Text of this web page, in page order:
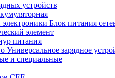
устройств
Блок питания
элемент
питания
Универсальное зарядное
и специальные